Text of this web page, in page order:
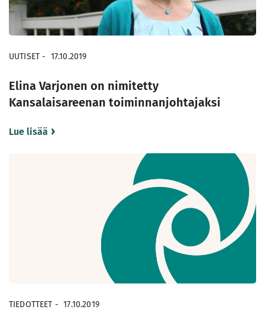
UUTISET - 17.10.2019
Elina Varjonen on nimitetty
Kansalaisareenan toiminnanjohtajaksi
Lue lisää
TIEDOTTEET - 17.10.2019